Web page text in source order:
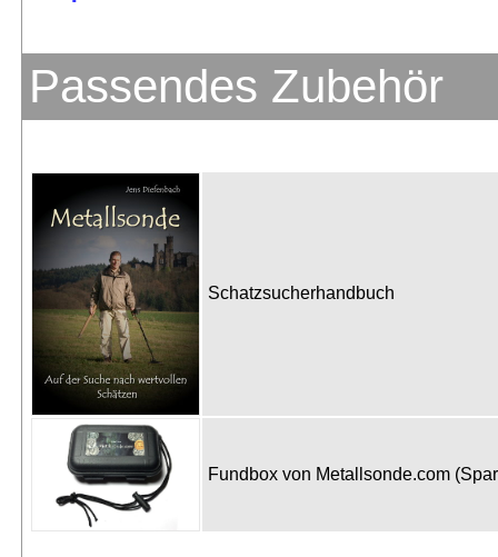
Passendes Zubehör
Schatzsucherhandbuch
Fundbox von Metallsonde.com